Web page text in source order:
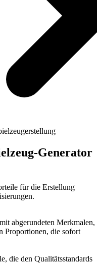
Generator
für die Erstellung
abgerundeten Merkmalen,
Proportionen, die sofort
die den Qualitätsstandards